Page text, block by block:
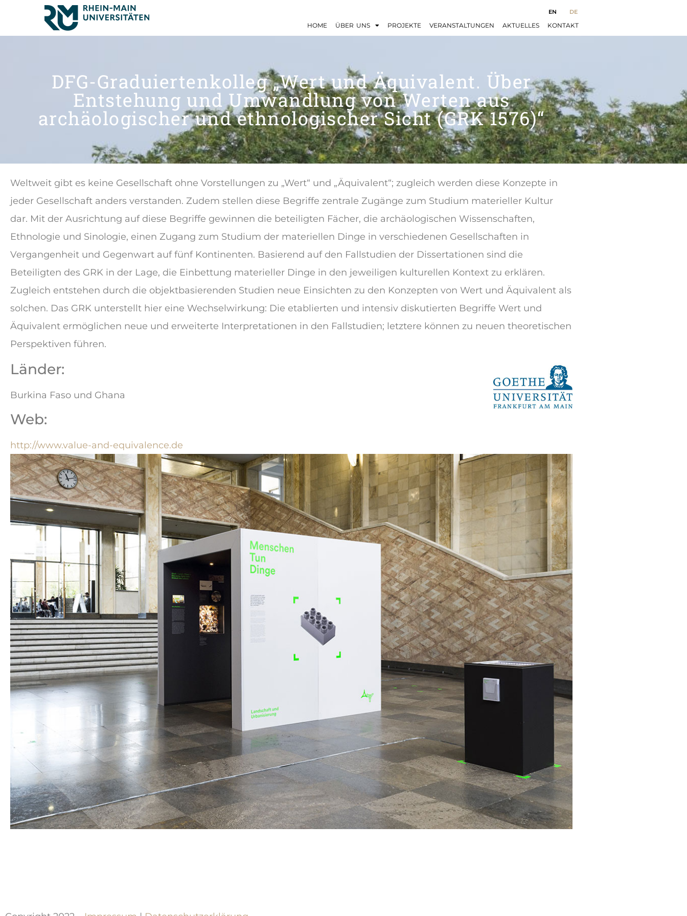
EN DE
HOME ÜBER UNS PROJEKTE VERANSTALTUNGEN AKTUELLES KONTAKT
DFG-Graduiertenkolleg „Wert und Äquivalent. Über
Entstehung und Umwandlung von Werten aus
archäologischer und ethnologischer Sicht (GRK 1576)“
Weltweit gibt es keine Gesellschaft ohne Vorstellungen zu „Wert“ und „Äquivalent“; zugleich werden diese Konzepte in
jeder Gesellschaft anders verstanden. Zudem stellen diese Begriffe zentrale Zugänge zum Studium materieller Kultur
dar. Mit der Ausrichtung auf diese Begriffe gewinnen die beteiligten Fächer, die archäologischen Wissenschaften,
Ethnologie und Sinologie, einen Zugang zum Studium der materiellen Dinge in verschiedenen Gesellschaften in
Vergangenheit und Gegenwart auf fünf Kontinenten. Basierend auf den Fallstudien der Dissertationen sind die
Beteiligten des GRK in der Lage, die Einbettung materieller Dinge in den jeweiligen kulturellen Kontext zu erklären.
Zugleich entstehen durch die objektbasierenden Studien neue Einsichten zu den Konzepten von Wert und Äquivalent als
solchen. Das GRK unterstellt hier eine Wechselwirkung: Die etablierten und intensiv diskutierten Begriffe Wert und
Äquivalent ermöglichen neue und erweiterte Interpretationen in den Fallstudien; letztere können zu neuen theoretischen
Perspektiven führen.
Länder:
Burkina Faso und Ghana
Web:
http://www.value-and-equivalence.de